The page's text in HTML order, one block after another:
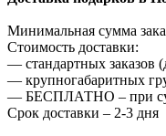
Минимальная сумма
Стоимость доставки:
— стандартных заказов
— крупногабаритных
— БЕСПЛАТНО – при
Срок доставки – 2-3 дня